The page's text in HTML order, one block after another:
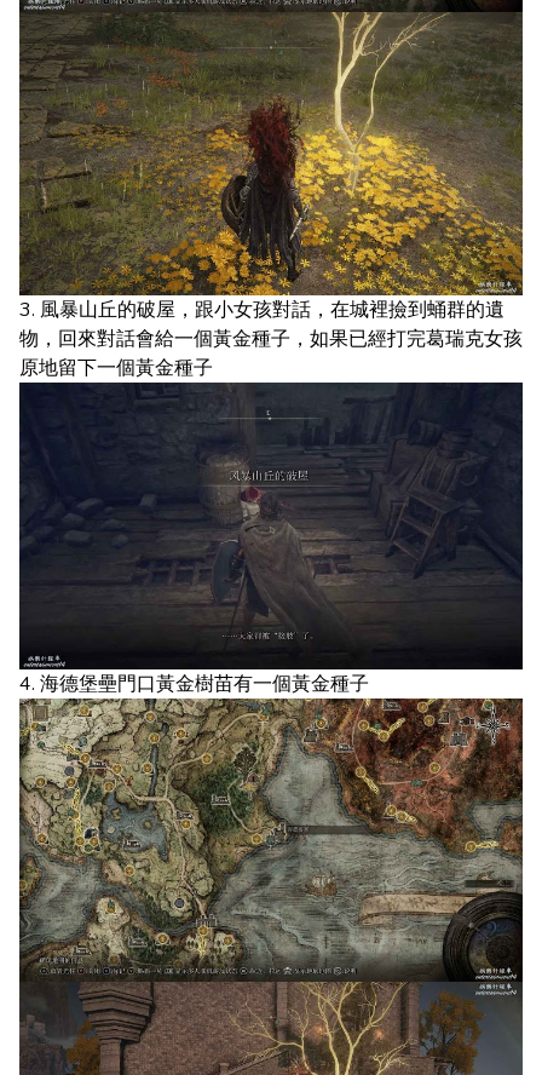
3. 風暴山丘的破屋，跟小女孩對話，在城裡撿到蛹群的遺
物，回來對話會給一個黃金種子，如果已經打完葛瑞克女孩
原地留下一個黃金種子
4. 海德堡壘門口黃金樹苗有一個黃金種子